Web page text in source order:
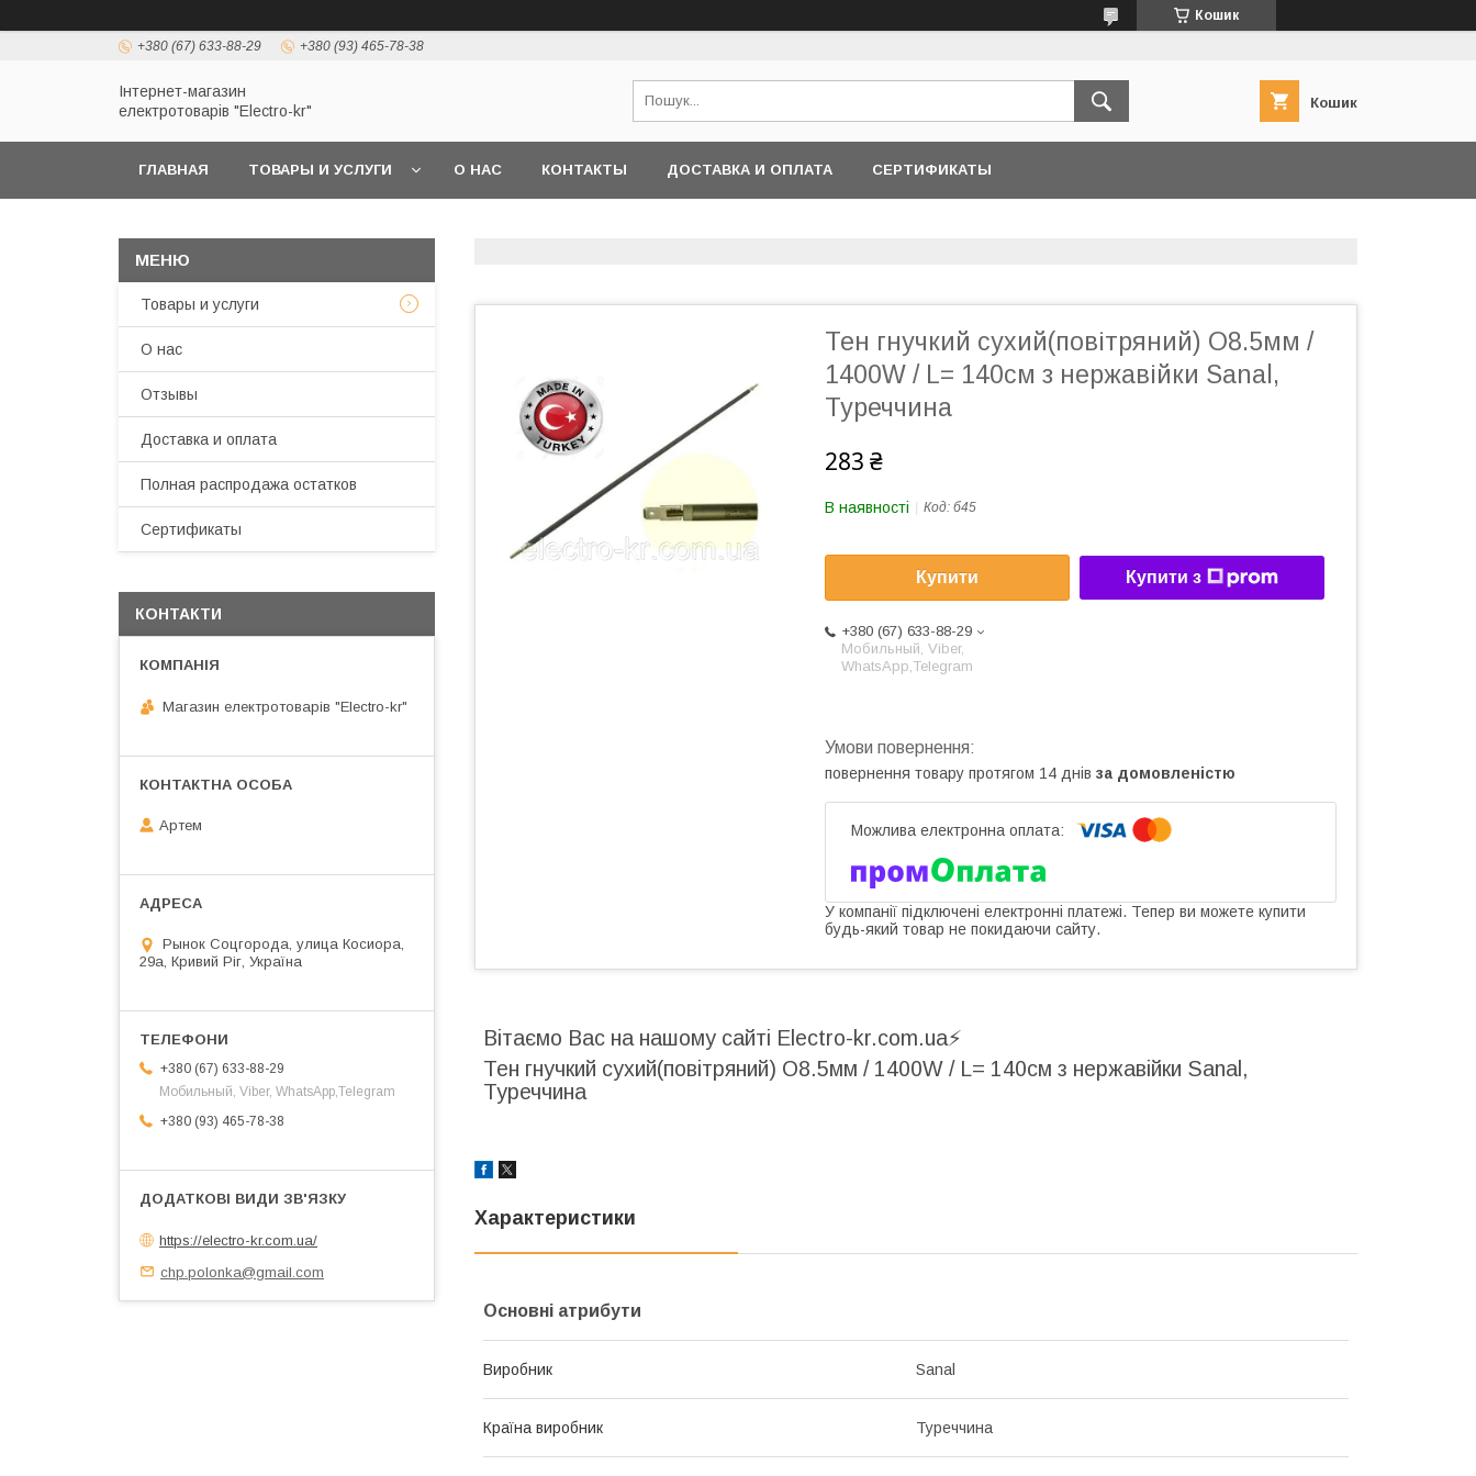
Кошик
+380 (67) 633-88-29 +380 (93) 465-78-38
Інтернет-магазин
електротоварів "Electro-kr"
Кошик
ГЛАВНАЯ ТОВАРЫ И УСЛУГИ О НАС КОНТАКТЫ ДОСТАВКА И ОПЛАТА СЕРТИФИКАТЫ
Тен гнучкий сухий(повітряний) O8.5мм /
1400W / L= 140см з нержавійки Sanal,
Туреччина
283 ₴
В наявності Код: б45
Купити Купити з
+380 (67) 633-88-29
Мобильный, Viber,
WhatsApp,Telegram
повернення товару протягом 14 днів за домовленістю
У компанії підключені електронні платежі. Тепер ви можете купити
будь-який товар не покидаючи сайту.
Вітаємо Вас на нашому сайті Electro-kr.com.ua⚡️
Тен гнучкий сухий(повітряний) O8.5мм / 1400W / L= 140см з нержавійки Sanal,
Туреччина
Характеристики
Основні атрибути
Виробник Sanal
Країна виробник Туреччина
Товары и услуги
О нас
Отзывы
Доставка и оплата
Полная распродажа остатков
Сертификаты
КОНТАКТИ
Магазин електротоварів "Electro-kr"
Артем
Рынок Соцгорода, улица Косиора,
29а, Кривий Ріг, Україна
+380 (67) 633-88-29
Мобильный, Viber, WhatsApp,Telegram
+380 (93) 465-78-38
https://electro-kr.com.ua/
chp.polonka@gmail.com